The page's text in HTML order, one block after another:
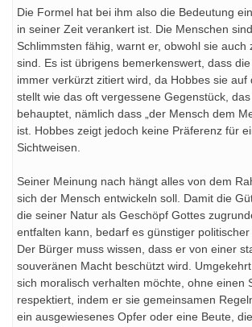
Die Formel hat bei ihm also die Bedeutung
in seiner Zeit verankert ist. Die Menschen
Schlimmsten fähig, warnt er, obwohl sie auch
sind. Es ist übrigens bemerkenswert, dass
immer verkürzt zitiert wird, da Hobbes sie auf
stellt wie das oft vergessene Gegenstück,
behauptet, nämlich dass „der Mensch dem
ist. Hobbes zeigt jedoch keine Präferenz für
Sichtweisen.
Seiner Meinung nach hängt alles von dem
sich der Mensch entwickeln soll. Damit die
die seiner Natur als Geschöpf Gottes
entfalten kann, bedarf es günstiger
Der Bürger muss wissen, dass er von einer
souveränen Macht beschützt wird.
sich moralisch verhalten möchte, ohne einen
respektiert, indem er sie gemeinsamen
ein ausgewiesenes Opfer oder eine Beute,